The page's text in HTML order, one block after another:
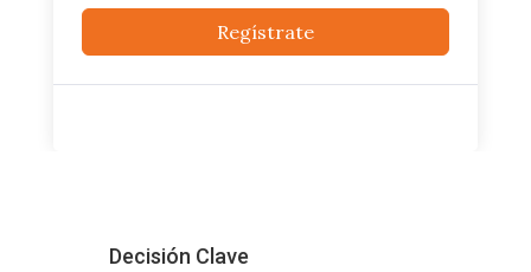
Regístrate
Decisión Clave